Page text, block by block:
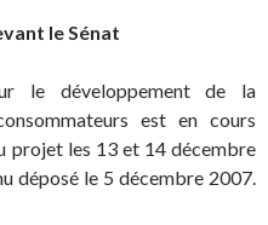
le Sénat
le développement de la
est en cours
projet les 13 et 14 décembre
déposé le 5 décembre 2007.